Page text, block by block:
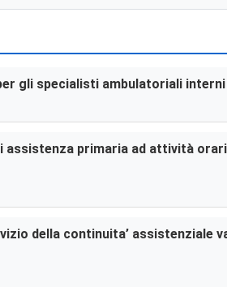
gli specialisti ambulatoriali
primaria ad attività
della continuita’ assistenziale